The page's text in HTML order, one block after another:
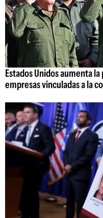
Estados Unidos aumenta
empresas vinculadas a la